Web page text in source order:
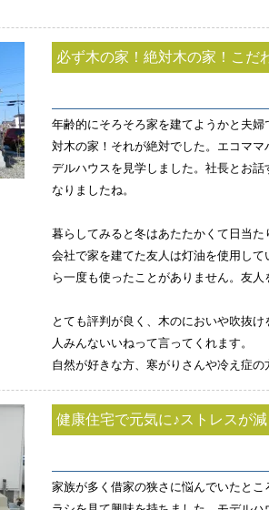
必ず木の家！絶対木の家！こだ
年齢的にそろそろ家を建てようかと夫
対木の家！それが絶対でした。エコマ
デルハウスを見学しました。社長とお
なりましたね。
暮らしてみると冬はあたたかくて日当
会社で家を建てた友人は灯油を使用し
ら一度も使ったことがありません。友人
とても評判が良く、木のにおいや吹抜
人みんないいねって言ってくれます。
自然が好きな方、寒がりさんや冷え症の
健康住宅で元気に♪ストレスが減
家族が多く借家の狭さに悩んでいたと